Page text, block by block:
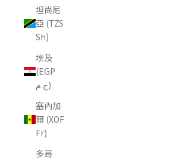
坦尚尼
亞 (TZS
Sh)
埃及
(EGP
ج.م)
塞內加
爾 (XOF
Fr)
多哥